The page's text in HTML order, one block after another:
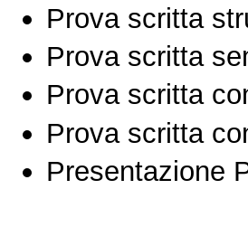
Prova scritta
Prova scritta
Prova scritta
Prova scritta
Presentazione